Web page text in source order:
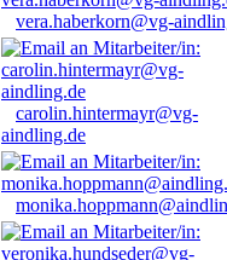
vera.haberkorn@vg-
carolin.hintermayr@vg-
aindling.de